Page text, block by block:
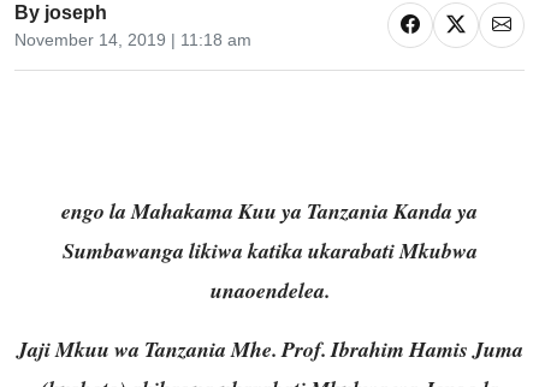
By joseph
November 14, 2019 | 11:18 am
engo la Mahakama Kuu ya Tanzania Kanda ya
Sumbawanga likiwa katika ukarabati Mkubwa
unaoendelea.
Jaji Mkuu wa Tanzania Mhe. Prof. Ibrahim Hamis Juma